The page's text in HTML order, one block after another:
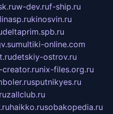
w-dev.ruf-ship.ru
kinosvin.ru
deltaprim.spb.ru
multiki-online.com
detskiy-ostrov.ru
nix-files.org.ru
sputnikyes.ru
zallclub.ru
haikko.rusobakopedia.ru